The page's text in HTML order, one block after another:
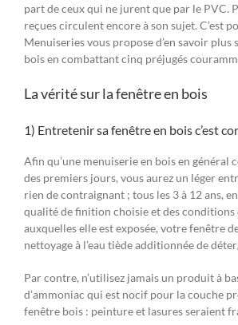
part de ceux qui ne jurent que par le PVC.
reçues circulent encore à son sujet. C’est
Menuiseries vous propose d’en savoir plus
bois en combattant cinq préjugés
La vérité sur la fenêtre en bois
1) Entretenir sa fenêtre en bois c’est
Afin qu’une menuiserie en bois en général
des premiers jours, vous aurez un léger
rien de contraignant ; tous les 3 à 12 ans,
qualité de finition choisie et des
auxquelles elle est exposée, votre fenêtre
nettoyage à l’eau tiède additionnée de
Par contre, n’utilisez jamais un produit à
d’ammoniac qui est nocif pour la couche
fenêtre bois : peinture et lasures seraient